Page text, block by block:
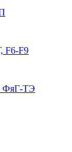
F6-F9
ФяГ-ТЭ